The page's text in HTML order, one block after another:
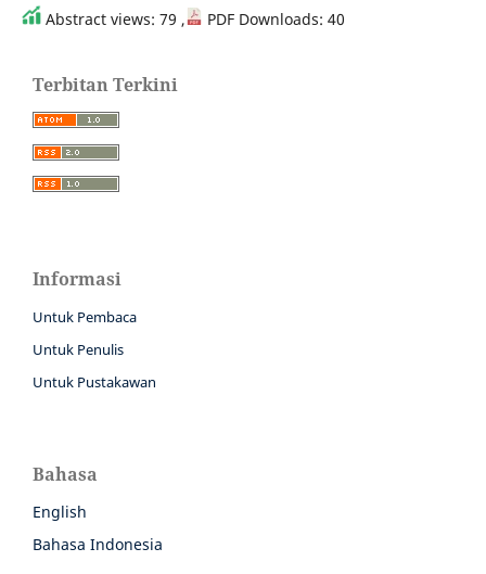
Abstract views: 79 , PDF Downloads: 40
Terbitan Terkini
Informasi
Untuk Pembaca
Untuk Penulis
Untuk Pustakawan
Bahasa
English
Bahasa Indonesia